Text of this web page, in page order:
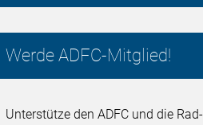
Werde ADFC-Mitglied!
Unterstütze den ADFC und die Rad-